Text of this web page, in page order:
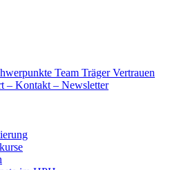
Team TrägerVertrauen
– Kontakt – Newsletter